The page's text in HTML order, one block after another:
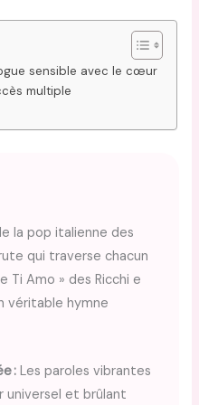
sensible avec le cœur
multiple
la pop italienne des
qui traverse chacun
Ti Amo » des Ricchi e
véritable hymne
:Les paroles vibrantes
universel et brûlant